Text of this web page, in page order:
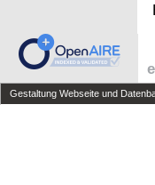
Gestaltung Webseite und